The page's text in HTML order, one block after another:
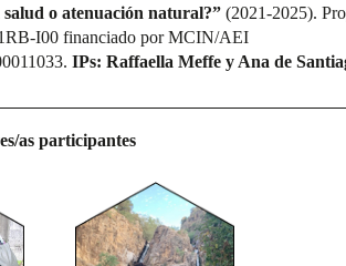
salud o atenuación natural?” (2021-2025).
I00 financiado por MCIN/AEI
IPs: Raffaella Meffe y Ana de
as participantes